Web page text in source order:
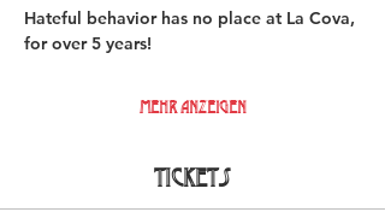
Hateful behavior has no place at La Cova,
for over 5 years!
Mehr anzeigen
Tickets